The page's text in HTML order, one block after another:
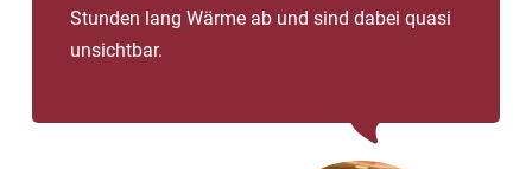
Stunden lang Wärme ab und sind dabei quasi
unsichtbar.